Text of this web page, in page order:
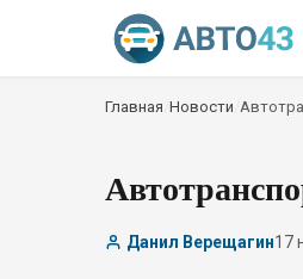
Главная Новости
Данил Верещагин17